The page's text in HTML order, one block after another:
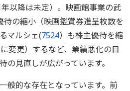
以降は未定）。映画館事業の武
待の縮小（映画鑑賞券進呈枚数を
マルシェ(7524）も株主優待を縮
変更）するなど、業績悪化の目
の見直しが広がっています。
般的な存在となっています。前